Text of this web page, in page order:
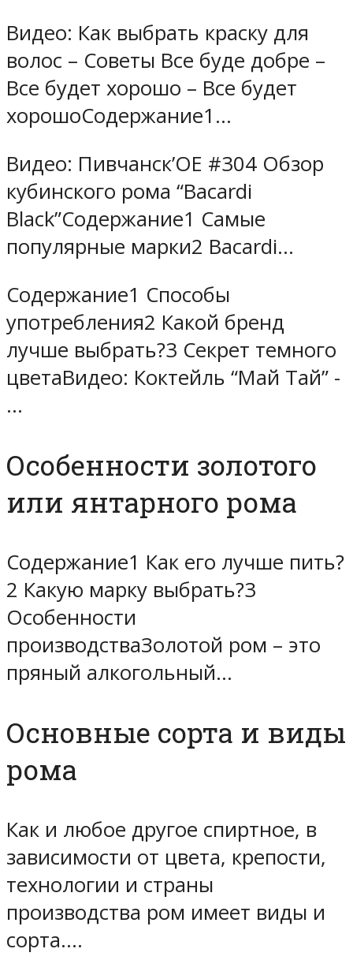
Видео: Как выбрать краску для
волос – Советы Все буде добре –
Все будет хорошо – Все будет
хорошоСодержание1…
Видео: Пивчанск’ОЕ #304 Обзор
кубинского рома “Bacardi
Black”Содержание1 Самые
популярные марки2 Bacardi…
Содержание1 Способы
употребления2 Какой бренд
лучше выбрать?3 Секрет темного
цветаВидео: Коктейль “Май Тай” -
…
Особенности золотого
или янтарного рома
Содержание1 Как его лучше пить?
2 Какую марку выбрать?3
Особенности
производстваЗолотой ром – это
пряный алкогольный…
Основные сорта и виды
рома
Как и любое другое спиртное, в
зависимости от цвета, крепости,
технологии и страны
производства ром имеет виды и
сорта.…